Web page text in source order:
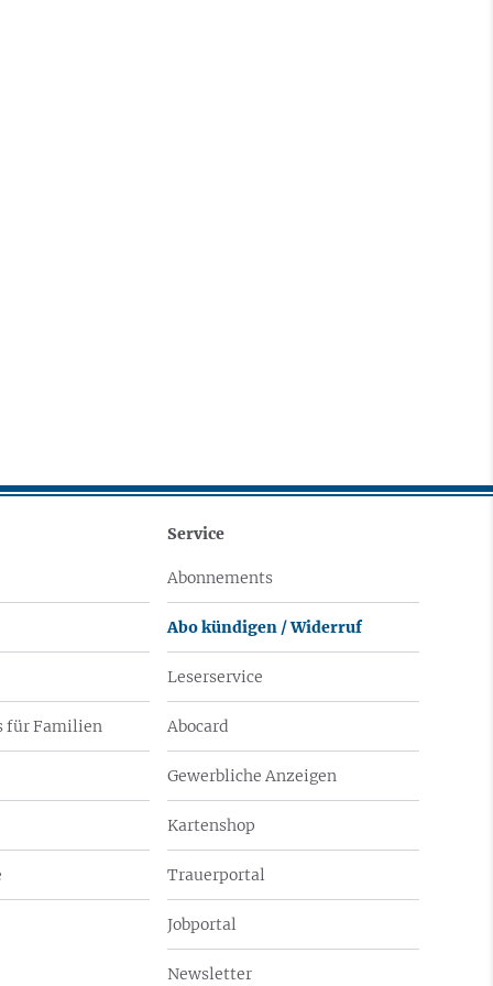
für Familien
Service
Abonnements
Abo kündigen / Widerruf
Leserservice
Abocard
Gewerbliche Anzeigen
Kartenshop
Trauerportal
Jobportal
Newsletter